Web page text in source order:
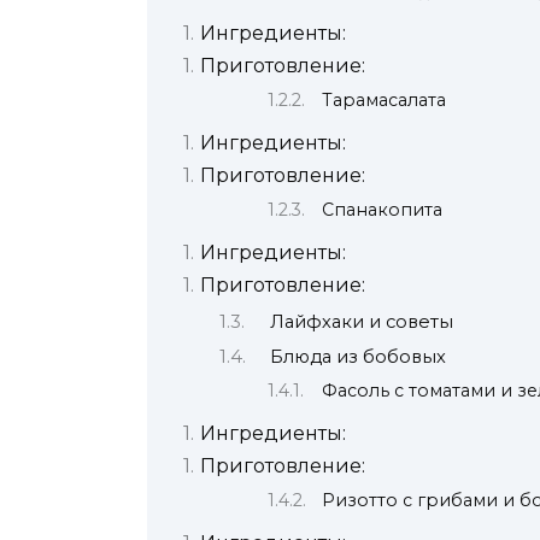
Ингредиенты:
Приготовление:
Тарамасалата
Ингредиенты:
Приготовление:
Спанакопита
Ингредиенты:
Приготовление:
Лайфхаки и советы
Блюда из бобовых
Фасоль с томатами и
Ингредиенты:
Приготовление:
Ризотто с грибами и